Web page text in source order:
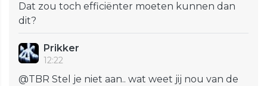
Dat zou toch efficiënter moeten kunnen dan
dit?
Prikker
12:22
@TBR Stel je niet aan.. wat weet jij nou van de